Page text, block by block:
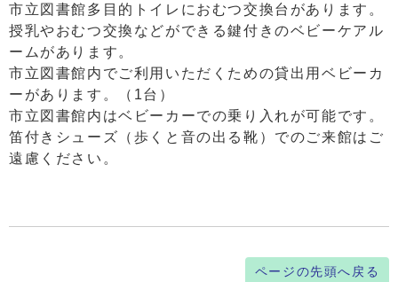
市立図書館多目的トイレにおむつ交換台があります。
授乳やおむつ交換などができる鍵付きのベビーケアル
ームがあります。
市立図書館内でご利用いただくための貸出用ベビーカ
ーがあります。（1台）
市立図書館内はベビーカーでの乗り入れが可能です。
笛付きシューズ（歩くと音の出る靴）でのご来館はご
遠慮ください。
ページの先頭へ戻る